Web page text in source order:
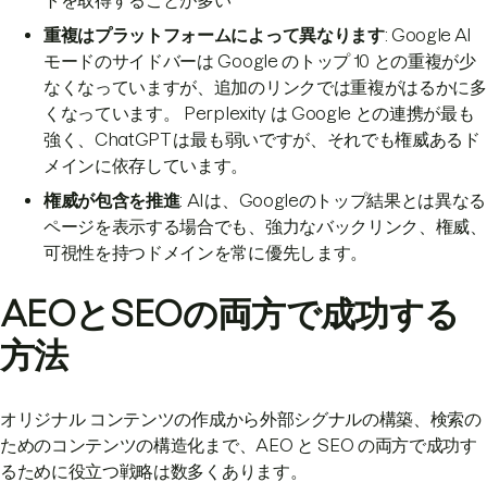
重複はプラットフォームによって異なります: Google AI
モードのサイドバーは Google のトップ 10 との重複が少
なくなっていますが、追加のリンクでは重複がはるかに多
くなっています。 Perplexity は Google との連携が最も
強く、ChatGPT は最も弱いですが、それでも権威あるド
メインに依存しています。
権威が包含を推進: AIは、Googleのトップ結果とは異なる
ページを表示する場合でも、強力なバックリンク、権威、
可視性を持つドメインを常に優先します。
AEOとSEOの両方で成功する
方法
オリジナル コンテンツの作成から外部シグナルの構築、検索の
ためのコンテンツの構造化まで、AEO と SEO の両方で成功す
るために役立つ戦略は数多くあります。